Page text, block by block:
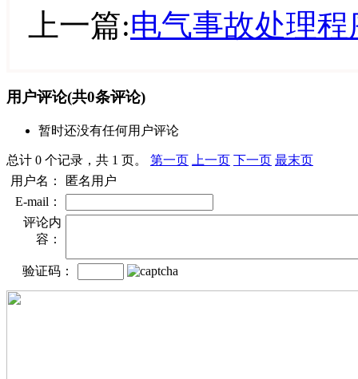
上一篇:电气事故处理
用户评论(共0条评论)
暂时还没有任何用户评论
总计 0 个记录，共 1 页。 第一页 上一页 下一页 最末页
用户名：
匿名用户
E-mail：
评论内
容：
验证码：